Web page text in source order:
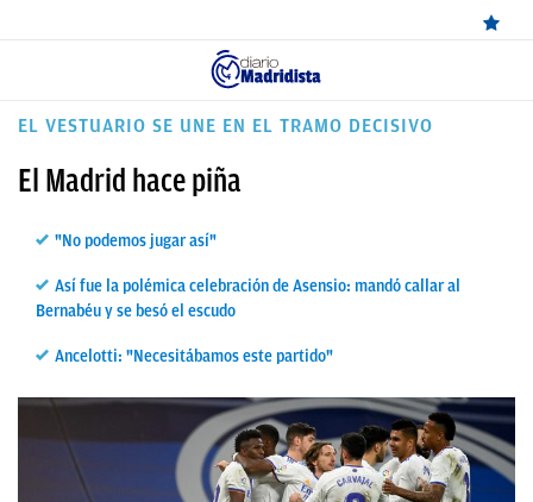
ÚLTIMAS
MADRID
BALONCESTO
FEMENINO
EL VESTUARIO SE UNE EN EL TRAMO DECISIVO
El Madrid hace piña
"No podemos jugar así"
Así fue la polémica celebración de Asensio: mandó callar al
Bernabéu y se besó el escudo
Ancelotti: "Necesitábamos este partido"